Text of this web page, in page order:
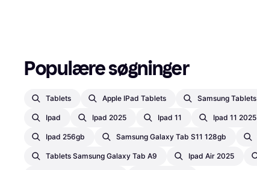
Populære søgninger
Tablets Apple IPad Tablets Samsung Tablets
Ipad Ipad 2025 Ipad 11 Ipad 11 2025
Ipad 256gb Samsung Galaxy Tab S11 128gb
Tablets Samsung Galaxy Tab A9 Ipad Air 2025